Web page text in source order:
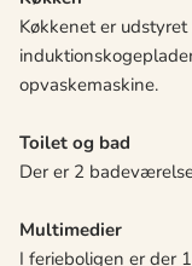
Køkkenet er
opvaskemaskine.
Toilet og bad
Der er 2
Multimedier
I ferieboligen er der